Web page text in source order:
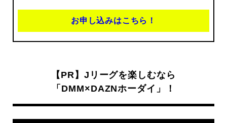
お申し込みはこちら！
【PR】Jリーグを楽しむなら
「DMM×DAZNホーダイ」！